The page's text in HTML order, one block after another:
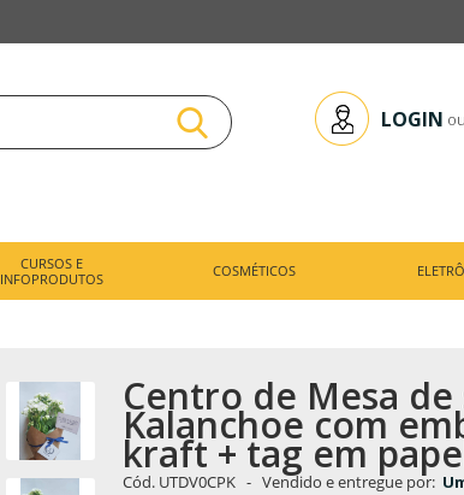
LOGIN ou
CURSOS E
INFOPRODUTOS
COSMÉTICOS
Centro de Mesa
Kalanchoe com
kraft + tag em
Cód. UTDV0CPK - Vendido e entregue por: